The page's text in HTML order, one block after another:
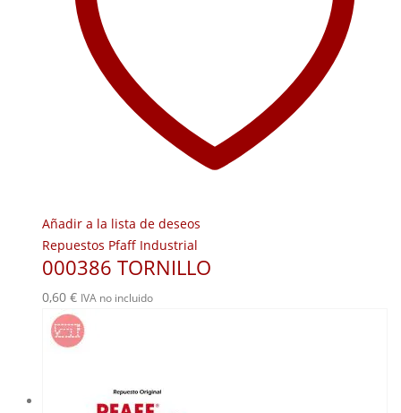
Añadir a la lista de deseos
Repuestos Pfaff Industrial
000386 TORNILLO
0,60 € IVA no incluido